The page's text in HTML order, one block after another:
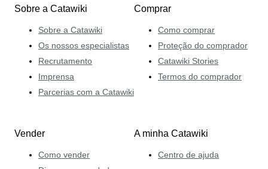
Sobre a Catawiki
Sobre a Catawiki
Os nossos especialistas
Recrutamento
Imprensa
Parcerias com a Catawiki
Comprar
Como comprar
Proteção do comprador
Catawiki Stories
Termos do comprador
Vender
Como vender
A minha Catawiki
Centro de ajuda